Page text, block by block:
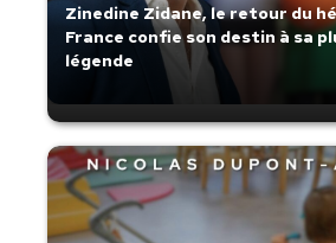
Zinedine Zidane, le retour du
France confie son destin à sa
légende